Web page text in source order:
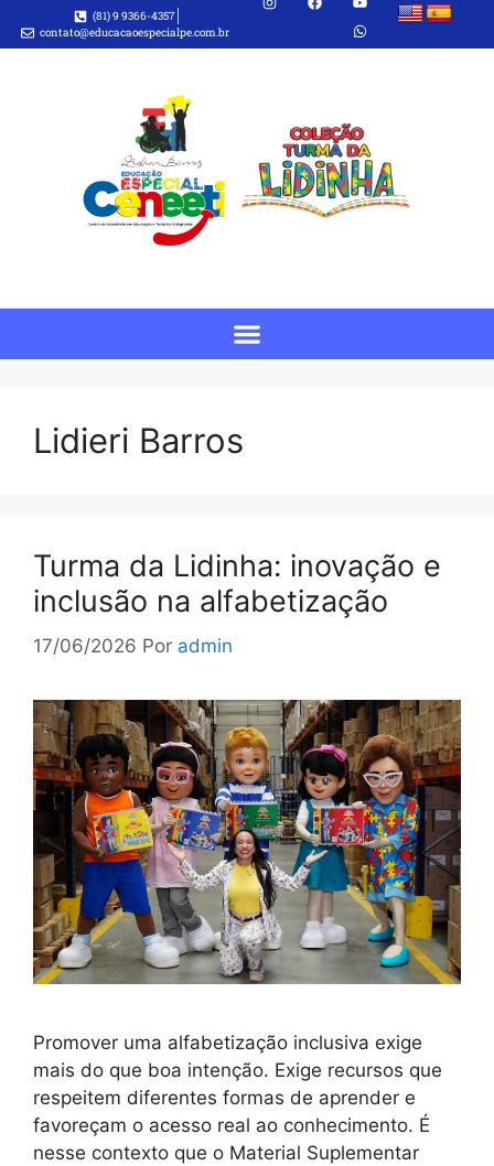
(81) 9 9366-4357
contato@educacaoespecialpe.com.br
Lidieri Barros
Turma da Lidinha: inovação e
inclusão na alfabetização
17/06/2026 Por admin
Promover uma alfabetização inclusiva exige
mais do que boa intenção. Exige recursos que
respeitem diferentes formas de aprender e
favoreçam o acesso real ao conhecimento. É
nesse contexto que o Material Suplementar